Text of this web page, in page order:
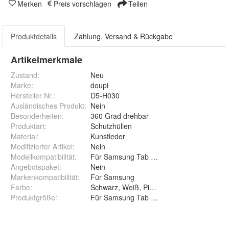
Merken Preis vorschlagen Teilen
Produktdetails Zahlung, Versand & Rückgabe
Artikelmerkmale
Zustand:
Neu
Marke:
doupi
Hersteller Nr.:
D5-H030
Ausländisches Produkt: Nein
Besonderheiten:
360 Grad drehbar
Produktart:
Schutzhüllen
Material:
Kunstleder
Modifizierter Artikel:
Nein
Modellkompatibilität:
Für Samsung Tab S 10,5"
Angebotspaket:
Nein
Markenkompatibilität:
Für Samsung
Farbe:
Produktgröße: